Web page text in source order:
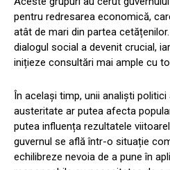
pentru redresarea economică,
atât de mari din partea
dialogul social a devenit crucial,
inițieze consultări mai ample cu
În același timp, unii analiști
austeritate ar putea afecta
putea influența rezultatele
guvernul se află într-o situație
echilibreze nevoia de a pune în